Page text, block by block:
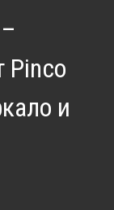
Pinco
и